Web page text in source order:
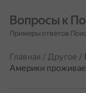
Вопросы к
Примеры ответов
Главная / Другое /
Америки